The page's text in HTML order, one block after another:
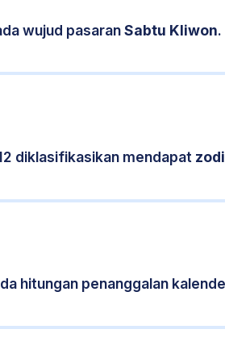
wujud pasaranSabtu Kliwon.
diklasifikasikan mendapat
hitungan penanggalan